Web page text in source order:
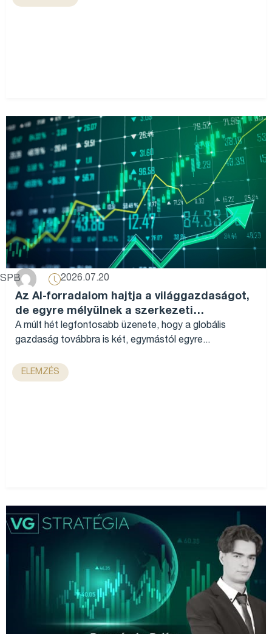
SPB 2026.07.20
Az AI-forradalom hajtja a világgazdaságot,
de egyre mélyülnek a szerkezeti
különbségek...
A múlt hét legfontosabb üzenete, hogy a globális
gazdaság továbbra is két, egymástól egyre...
ELEMZÉS